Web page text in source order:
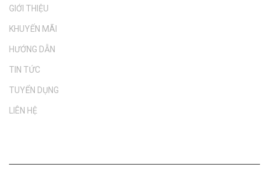
GIỚI THIỆU
KHUYẾN MÃI
HƯỚNG DẪN
TIN TỨC
TUYỂN DỤNG
LIÊN HỆ